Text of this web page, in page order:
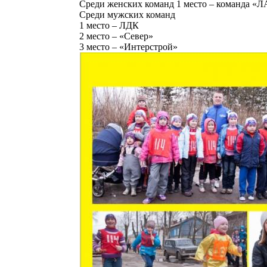
Среди женских команд 1 место – команда
Среди мужских команд
1 место – ЛДК
2 место – «Север»
3 место – «Интерстрой»